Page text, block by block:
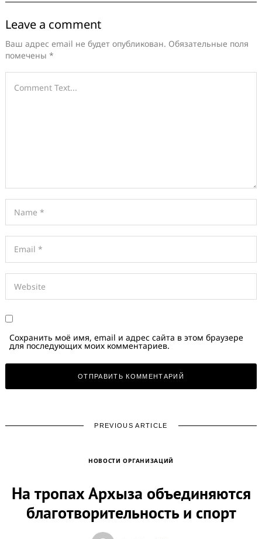
Leave a comment
Ваш адрес email не будет опубликован. Обязательные поля
помечены *
Сохранить моё имя, email и адрес сайта в этом браузере
для последующих моих комментариев.
PREVIOUS ARTICLE
НОВОСТИ ОРГАНИЗАЦИЙ
На тропах Архыза объединяются
благотворительность и спорт